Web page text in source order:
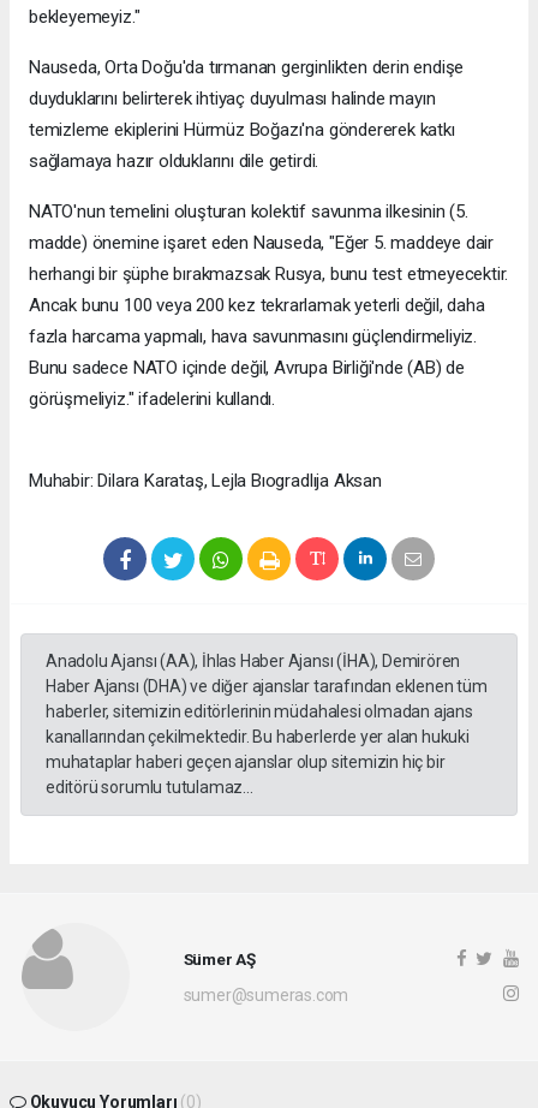
bekleyemeyiz."
Nauseda, Orta Doğu'da tırmanan gerginlikten derin endişe
duyduklarını belirterek ihtiyaç duyulması halinde mayın
temizleme ekiplerini Hürmüz Boğazı'na göndererek katkı
sağlamaya hazır olduklarını dile getirdi.
NATO'nun temelini oluşturan kolektif savunma ilkesinin (5.
madde) önemine işaret eden Nauseda, "Eğer 5. maddeye dair
herhangi bir şüphe bırakmazsak Rusya, bunu test etmeyecektir.
Ancak bunu 100 veya 200 kez tekrarlamak yeterli değil, daha
fazla harcama yapmalı, hava savunmasını güçlendirmeliyiz.
Bunu sadece NATO içinde değil, Avrupa Birliği'nde (AB) de
görüşmeliyiz." ifadelerini kullandı.
Muhabir: Dilara Karataş, Lejla Bıogradlıja Aksan
Anadolu Ajansı (AA), İhlas Haber Ajansı (İHA), Demirören
Haber Ajansı (DHA) ve diğer ajanslar tarafından eklenen tüm
haberler, sitemizin editörlerinin müdahalesi olmadan ajans
kanallarından çekilmektedir. Bu haberlerde yer alan hukuki
muhataplar haberi geçen ajanslar olup sitemizin hiç bir
editörü sorumlu tutulamaz...
Sümer AŞ
sumer@sumeras.com
Okuyucu Yorumları (0)